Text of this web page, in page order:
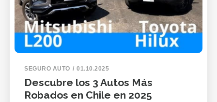
SEGURO AUTO 01.10.2025
Descubre los 3 Autos Más
Robados en Chile en 2025